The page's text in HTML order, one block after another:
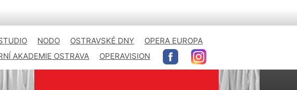
NODO OSTRAVSKÉ DNY
OPERA EUROPA
AKADEMIE OSTRAVA OPERAVISION